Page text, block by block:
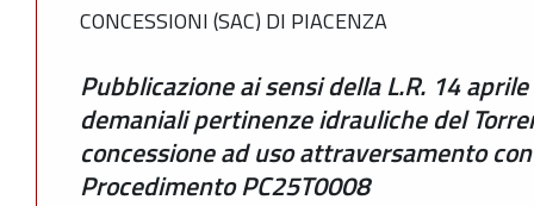
CONCESSIONI (SAC) DI PIACENZA
Pubblicazione ai sensi della L.R. 14
demaniali pertinenze idrauliche del
concessione ad uso attraversamento
Procedimento PC25T0008